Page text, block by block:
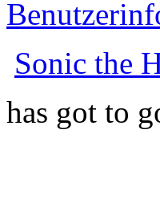
Sonic the
has got to